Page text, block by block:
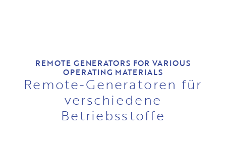
REMOTE GENERATORS FOR VARIOUS
OPERATING MATERIALS
Remote-Generatoren für
verschiedene
Betriebsstoffe